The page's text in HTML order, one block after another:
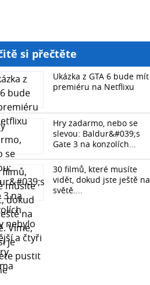
si přečtěte
Ukázka z GTA 6 bude mít
premiéru na Netflixu
Hry zadarmo, nebo se
slevou: Baldur&#039;s
Gate 3 na konzolích...
30 filmů, které musíte
vidět, dokud jste ještě na
světě....